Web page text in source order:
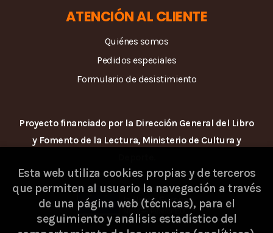
ATENCIÓN AL CLIENTE
Quiénes somos
Pedidos especiales
Formulario de desistimiento
Proyecto financiado por la Dirección General del Libro
y Fomento de la Lectura, Ministerio de Cultura y
Esta web utiliza cookies propias y de terceros
que permiten al usuario la navegación a través
de una página web (técnicas), para el
seguimiento y análisis estadístico del